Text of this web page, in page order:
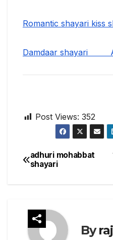
Romantic shayari kiss
Damdaar shayari
Post Views: 352
Post
adhuri mohabbat
shayari
By